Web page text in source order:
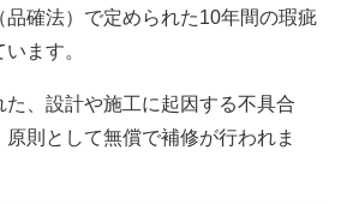
確法）で定められた10年間の瑕疵
ます。
た、設計や施工に起因する不具合
原則として無償で補修が行われま